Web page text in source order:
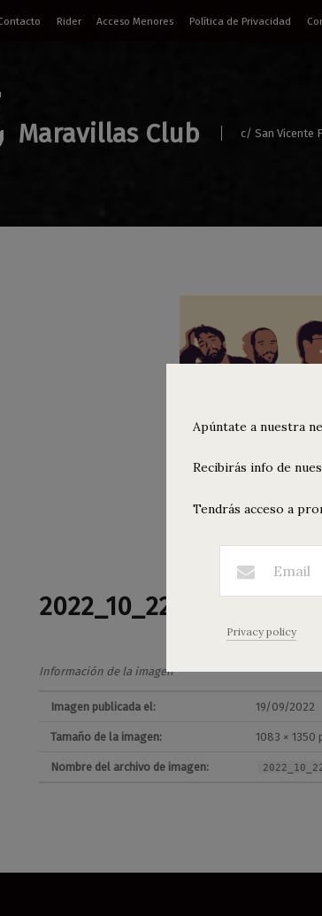
Rider Acceso Menores Política de Privacidad
Maravillas Club c/ San Vicente
Información de la imagen
Imagen publicada el: 19/09/2022
Tamaño de la imagen: 1083 × 1350
Nombre del archivo de imagen:
Apúntate a nuestra
Recibirás info de
Tendrás acceso a
Privacy policy